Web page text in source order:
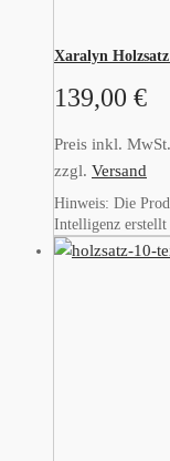
Xaralyn
139,00 €
Preis inkl. MwSt.
zzgl. Versand
Hinweis: Die
Intelligenz erstellt